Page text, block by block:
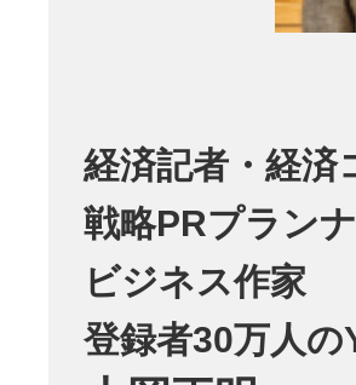
経済記者・経済
戦略PRプラン
ビジネス作家
登録者30万人